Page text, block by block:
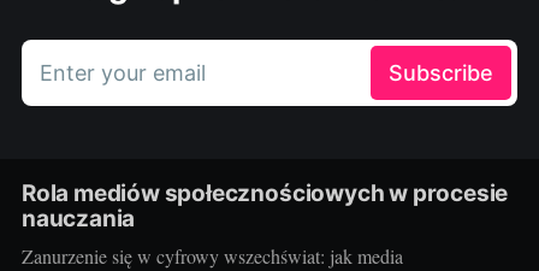
Enter your email Subscribe
Rola mediów społecznościowych w procesie
nauczania
Zanurzenie się w cyfrowy wszechświat: jak media